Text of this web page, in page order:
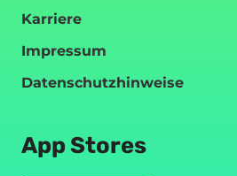
Karriere
Impressum
Datenschutzhinweise
App Stores